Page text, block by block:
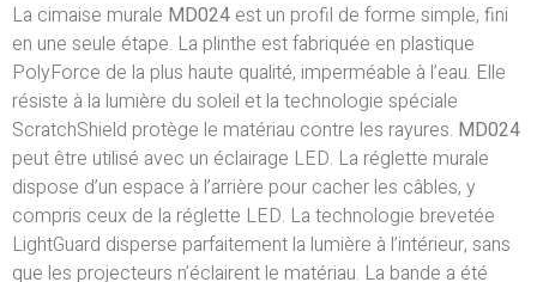
La cimaise murale MD024 est un profil de forme simple, fini
en une seule étape. La plinthe est fabriquée en plastique
PolyForce de la plus haute qualité, imperméable à l’eau. Elle
résiste à la lumière du soleil et la technologie spéciale
ScratchShield protège le matériau contre les rayures. MD024
peut être utilisé avec un éclairage LED. La réglette murale
dispose d’un espace à l’arrière pour cacher les câbles, y
compris ceux de la réglette LED. La technologie brevetée
LightGuard disperse parfaitement la lumière à l’intérieur, sans
que les projecteurs n’éclairent le matériau. La bande a été